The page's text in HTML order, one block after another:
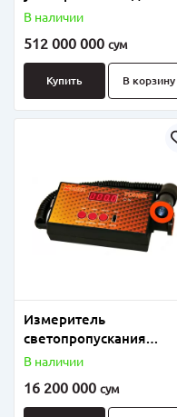
тонн СТС-13У-СП-11.
В наличии
512 000 000 сум
Купить В корзину
Измеритель
светопропускания
стекол ТОНИК.
В наличии
16 200 000 сум